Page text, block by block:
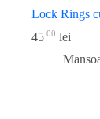
Lock Rings
45 00 lei